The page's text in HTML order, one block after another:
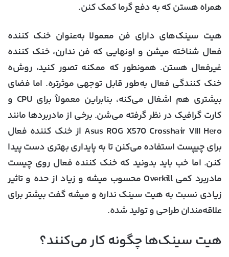
همراه هستن که به دفع گرما کمک کنن.
هیت سینک‌های دارای فن معمولا به‌عنوان خنک کننده
فعال شناخته میشن و اونهایی که فن ندارن، خنک کننده
غیرفعال هستن. همونطور که ممکنه تصور کنید، روش‌ه
خنک کنندگی فعال به‌طور قابل توجهی موثرتره. اما فضای
بیشتری هم اشغال می‌کنه، بنابراین معمولاً برای CPU و
کارت گرافیک در نظر گرفته می‌شن. برخی از مادربردها مانند
Asus ROG X570 Crosshair VIII Hero از خنک کننده فعال
برای چیپست استفاده می‌کنن تا به پایداری بهتری دست پیدا
کنن. اما خب باید بدونید که خنک کننده فعال روی چیست
مادربرد کمی Overkill محسوب میشه و زیاد از حده و تاثیر
زیادی نسبت به هیت سینک نداره و میشه گفت بیشتر برای
علاقه‌مندان طراحی و تولید شده.
هیت سینک‌ها چگونه کار می‌کنند؟